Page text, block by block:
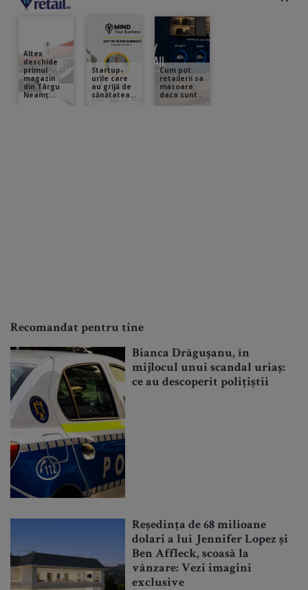
Recomandat pentru tine
Bianca Drăgușanu, în
mijlocul unui scandal uriaș:
ce au descoperit polițiștii
Reședința de 68 milioane
dolari a lui Jennifer Lopez și
Ben Affleck, scoasă la
vânzare: Vezi imagini
exclusive